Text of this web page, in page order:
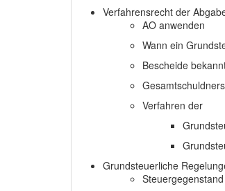
Verfahrensrecht der
AO anwenden
Wann ein
Bescheide
Verfahren der
Grundsteuerliche
Steuergegenstand